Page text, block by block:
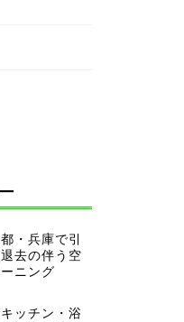
・兵庫で引
去の伴う空
ニング
ッチン・浴